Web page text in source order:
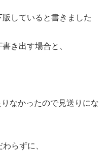
していると書きました
き出す場合と、
なかったので見送りにな
らずに、